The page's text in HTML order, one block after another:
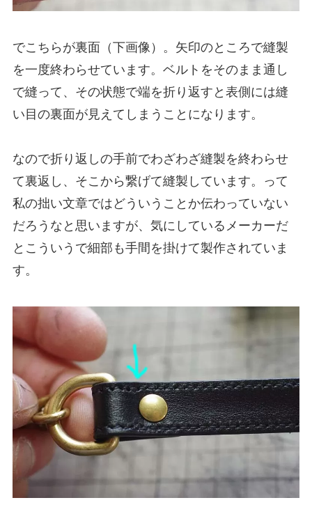
でこちらが裏面（下画像）。矢印のところで縫製
を一度終わらせています。ベルトをそのまま通し
で縫って、その状態で端を折り返すと表側には縫
い目の裏面が見えてしまうことになります。
なので折り返しの手前でわざわざ縫製を終わらせ
て裏返し、そこから繋げて縫製しています。って
私の拙い文章ではどういうことか伝わっていない
だろうなと思いますが、気にしているメーカーだ
とこういうで細部も手間を掛けて製作されていま
す。